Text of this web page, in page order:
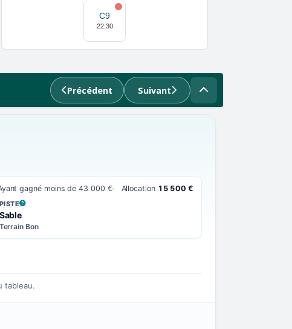
C9
22:30
Précédent Suivant
gagné moins de 43 000 € Allocation 15 500 €
PISTE
VOIR LA DÉFINITION
Sable
Terrain Bon
tableau.